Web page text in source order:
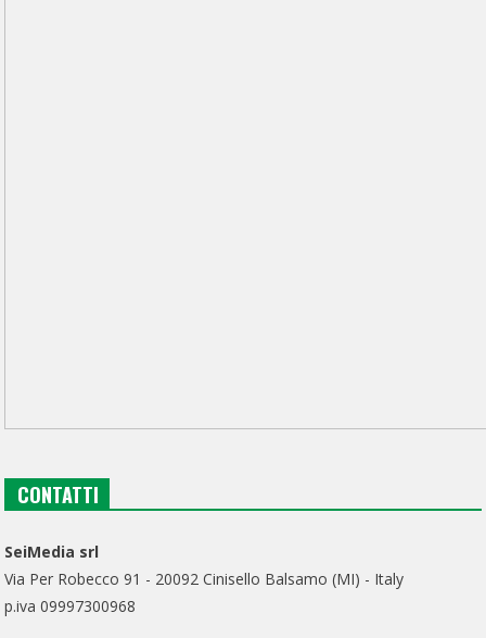
CONTATTI
SeiMedia srl
Via Per Robecco 91 - 20092 Cinisello Balsamo (MI) - Italy
p.iva 09997300968